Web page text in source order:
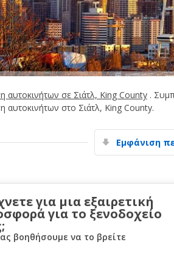
αυτοκινήτων σε Σιάτλ, King County .
αυτοκινήτων στο Σιάτλ, King County.
Εμφάνιση
για μια εξαιρετική
για το ξενοδοχείο
βοηθήσουμε να το βρείτε